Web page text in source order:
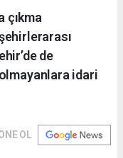
çıkma
de
idari
OL